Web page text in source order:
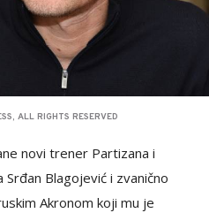
ALL RIGHTS RESERVED
novi trener Partizana i
Blagojević i zvanično
Akronom koji mu je